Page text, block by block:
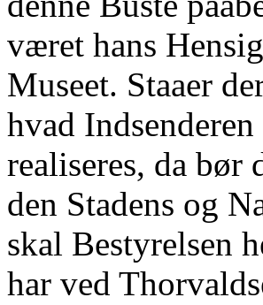
været hans
Museet. Staaer
hvad
realiseres, da bør
den Stadens og
skal Bestyrelsen
har ved